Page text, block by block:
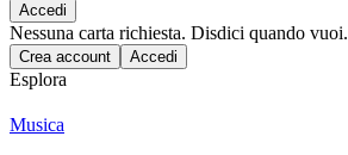
Accedi
Nessuna carta richiesta. Disdici quando vuoi.
Crea account Accedi
Esplora
Musica